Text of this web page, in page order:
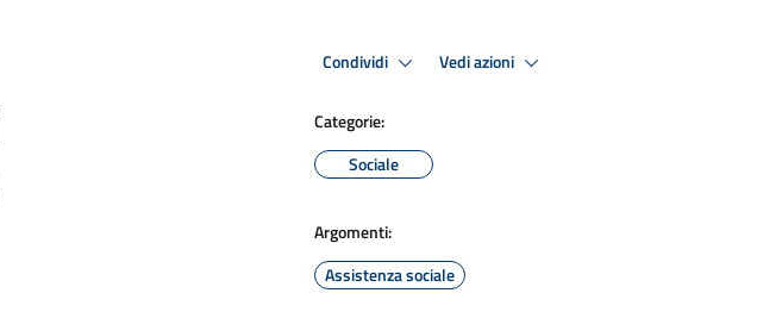
Condividi Vedi azioni
Categorie:
Sociale
Argomenti:
Assistenza sociale